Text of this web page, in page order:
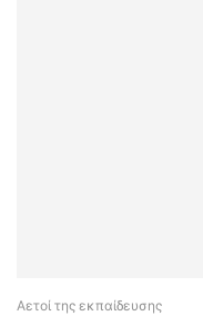
Αετοί της εκπαίδευσης